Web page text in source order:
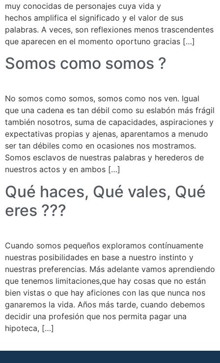
muy conocidas de personajes cuya vida y
hechos amplifica el significado y el valor de sus
palabras. A veces, son reflexiones menos trascendentes
que aparecen en el momento oportuno gracias […]
Somos como somos ?
No somos como somos, somos como nos ven. Igual
que una cadena es tan débil como su eslabón más frágil
también nosotros, suma de capacidades, aspiraciones y
expectativas propias y ajenas, aparentamos a menudo
ser tan débiles como en ocasiones nos mostramos.
Somos esclavos de nuestras palabras y herederos de
nuestros actos y en ambos […]
Qué haces, Qué vales, Qué
eres ???
Cuando somos pequeños exploramos contínuamente
nuestras posibilidades en base a nuestro instinto y
nuestras preferencias. Más adelante vamos aprendiendo
que tenemos limitaciones,que hay cosas que no están
bien vistas o que hay aficiones con las que nunca nos
ganaremos la vida. Años más tarde, cuando debemos
decidir una profesión que nos permita pagar una
hipoteca, […]